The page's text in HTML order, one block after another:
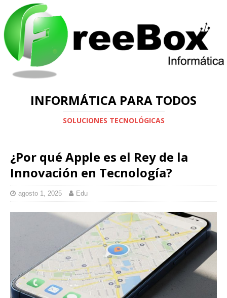
INFORMÁTICA PARA TODOS
SOLUCIONES TECNOLÓGICAS
¿Por qué Apple es el Rey de la
Innovación en Tecnología?
agosto 1, 2025 Edu